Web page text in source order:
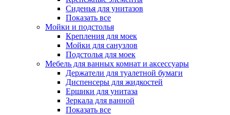
Сиденья для унитазов
Показать все
Мойки и подстолья
Крепления для моек
Мойки для санузлов
Подстолья для моек
Мебель для ванных комнат и аксессуары
Держатели для туалетной бумаги
Диспенсеры для жидкостей
Ершики для унитаза
Зеркала для ванной
Показать все